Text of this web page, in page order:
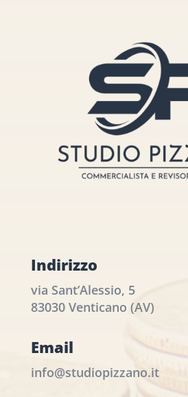
Indirizzo
via Sant’Alessio, 5
83030 Venticano (AV)
Email
info@studiopizzano.it